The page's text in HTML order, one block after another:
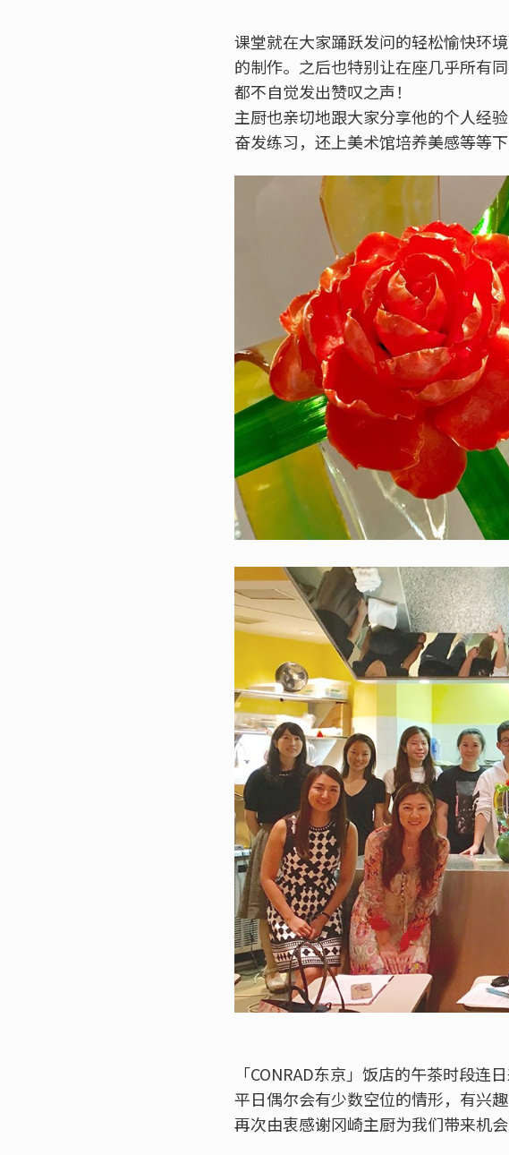
课堂就在大家踊跃发问的轻松愉快环
的制作。之后也特别让在座几乎所有
都不自觉发出赞叹之声！
主厨也亲切地跟大家分享他的个人经
奋发练习，还上美术馆培养美感等等下
「CONRAD东京」饭店的午茶时段连
平日偶尔会有少数空位的情形，有兴趣
再次由衷感谢冈崎主厨为我们带来机会